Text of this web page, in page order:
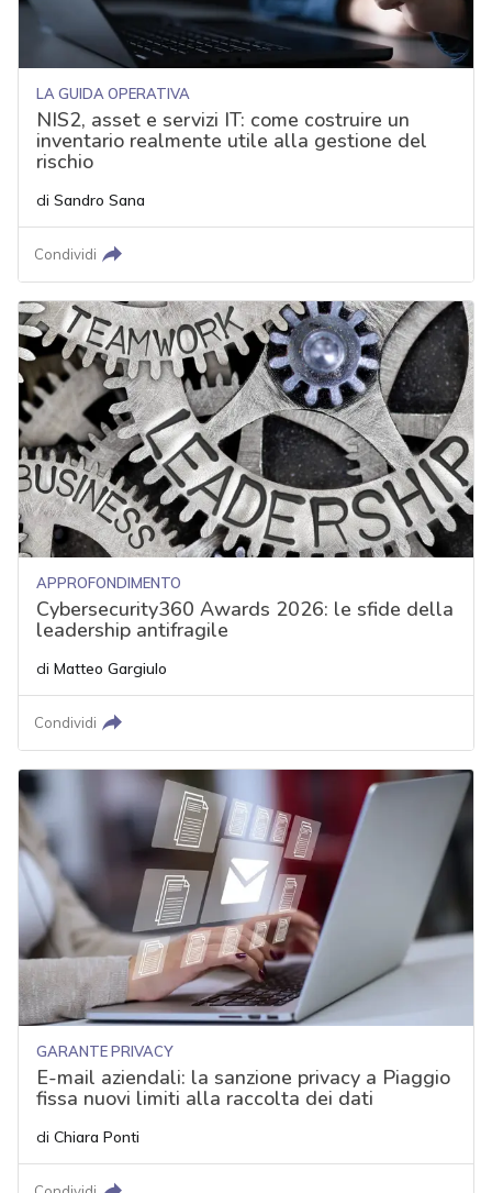
LA GUIDA OPERATIVA
NIS2, asset e servizi IT: come costruire un
inventario realmente utile alla gestione del
rischio
di Sandro Sana
Condividi
APPROFONDIMENTO
Cybersecurity360 Awards 2026: le sfide della
leadership antifragile
di Matteo Gargiulo
Condividi
GARANTE PRIVACY
E-mail aziendali: la sanzione privacy a Piaggio
fissa nuovi limiti alla raccolta dei dati
di Chiara Ponti